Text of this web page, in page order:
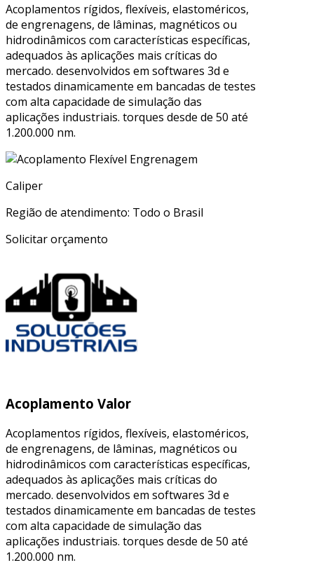
Acoplamentos rígidos, flexíveis, elastoméricos,
de engrenagens, de lâminas, magnéticos ou
hidrodinâmicos com características específicas,
adequados às aplicações mais críticas do
mercado. desenvolvidos em softwares 3d e
testados dinamicamente em bancadas de testes
com alta capacidade de simulação das
aplicações industriais. torques desde de 50 até
1.200.000 nm.
Caliper
Região de atendimento: Todo o Brasil
Solicitar orçamento
Acoplamento Valor
Acoplamentos rígidos, flexíveis, elastoméricos,
de engrenagens, de lâminas, magnéticos ou
hidrodinâmicos com características específicas,
adequados às aplicações mais críticas do
mercado. desenvolvidos em softwares 3d e
testados dinamicamente em bancadas de testes
com alta capacidade de simulação das
aplicações industriais. torques desde de 50 até
1.200.000 nm.